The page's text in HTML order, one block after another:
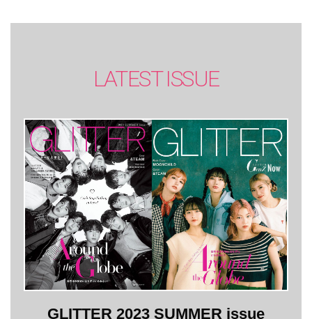
LATEST ISSUE
GLITTER 2023 SUMMER issue